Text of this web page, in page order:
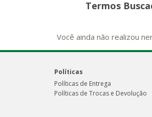
Termos
Você ainda não realizou
Políticas
Políticas de Entrega
Políticas de Trocas e Devolução